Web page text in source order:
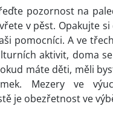
pozornost na
v pěst. Opakujte
pomocníci. A ve
aktivit, doma
máte děti, měli
Mezery ve
je obezřetnost ve